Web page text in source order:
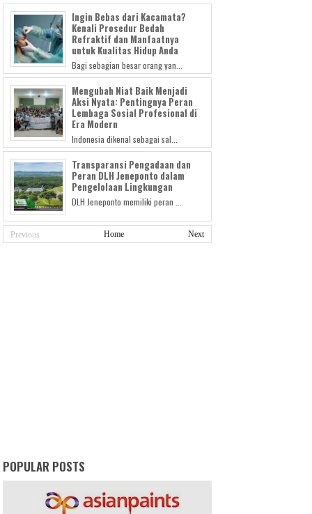
Ingin Bebas dari Kacamata?
Kenali Prosedur Bedah
Refraktif dan Manfaatnya
untuk Kualitas Hidup Anda
Bagi sebagian besar orang yan...
Mengubah Niat Baik Menjadi
Aksi Nyata: Pentingnya Peran
Lembaga Sosial Profesional di
Era Modern
Indonesia dikenal sebagai sal...
Transparansi Pengadaan dan
Peran DLH Jeneponto dalam
Pengelolaan Lingkungan
DLH Jeneponto memiliki peran ...
Previous Next
Home
POPULAR POSTS